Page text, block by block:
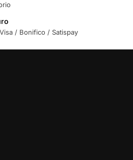
/ Bonifico / Satispay